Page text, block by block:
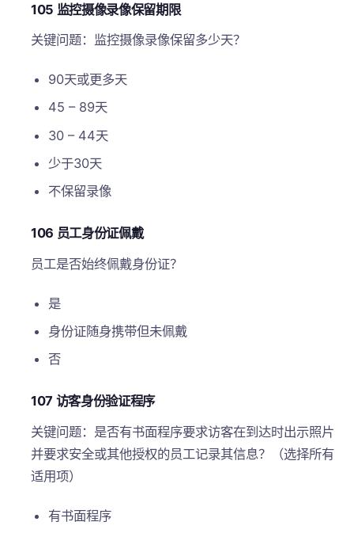
105 监控摄像录像保留期限
关键问题：监控摄像录像保留多少天？
90天或更多天
45 – 89天
30 – 44天
少于30天
不保留录像
106 员工身份证佩戴
员工是否始终佩戴身份证？
是
身份证随身携带但未佩戴
否
107 访客身份验证程序
关键问题：是否有书面程序要求访客在到达时出示照片
并要求安全或其他授权的员工记录其信息？（选择所有
适用项）
有书面程序